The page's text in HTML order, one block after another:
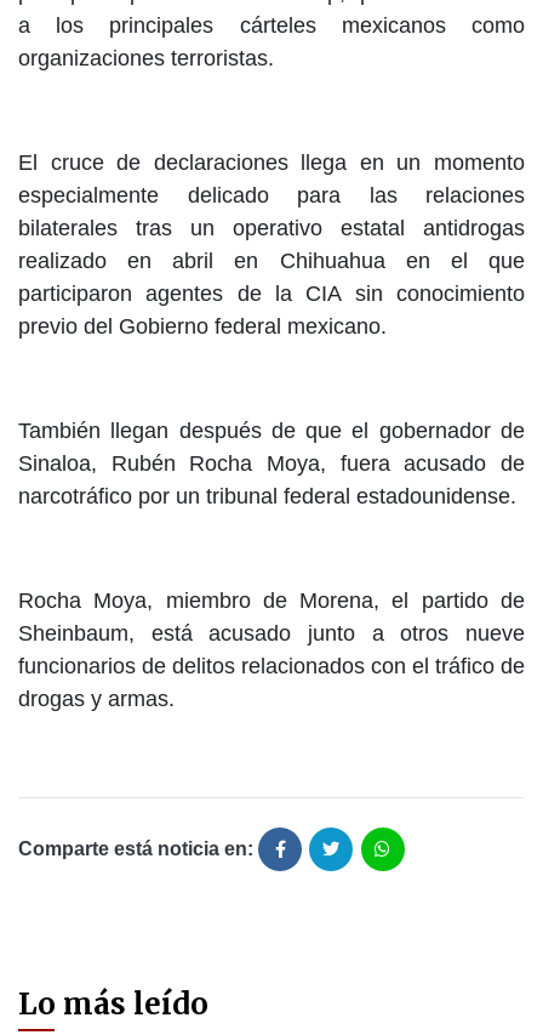
a los principales cárteles mexicanos como
organizaciones terroristas.
El cruce de declaraciones llega en un momento
especialmente delicado para las relaciones
bilaterales tras un operativo estatal antidrogas
realizado en abril en Chihuahua en el que
participaron agentes de la CIA sin conocimiento
previo del Gobierno federal mexicano.
También llegan después de que el gobernador de
Sinaloa, Rubén Rocha Moya, fuera acusado de
narcotráfico por un tribunal federal estadounidense.
Rocha Moya, miembro de Morena, el partido de
Sheinbaum, está acusado junto a otros nueve
funcionarios de delitos relacionados con el tráfico de
drogas y armas.
Comparte está noticia en:
Lo más leído